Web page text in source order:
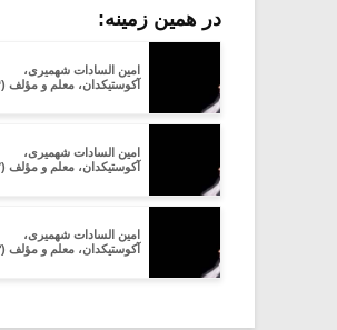
در همین زمینه:
امین السادات شهمیری،
آکوستیکدان، معلم و مؤلف (۴)
امین السادات شهمیری،
آکوستیکدان، معلم و مؤلف (۲)
امین السادات شهمیری،
آکوستیکدان، معلم و مؤلف (۳)